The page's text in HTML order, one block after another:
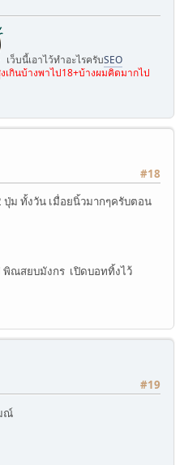
เว็บนี้เอาไว้ทำอะไรครับSEO
เกินบ้างพาไป18+บ้างผมคิดมากไป
#18
ม ทั้งวัน เมื่อยนิ้วมากๆครับตอน
พิณสยบมังกร เปิดบอททิ้งไว้
#19
ณ์